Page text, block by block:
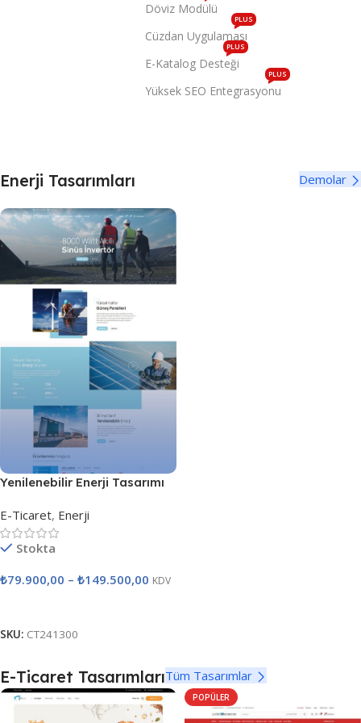
Döviz Modülü
Cüzdan Uygulaması
PLUS
E-Katalog Desteği
PLUS
Yüksek SEO Entegrasyonu
PLUS
Enerji Tasarımları Demolar
Yenilenebilir Enerji Tasarımı
E-Ticaret, Enerji
Stokta
₺79.900,00 – ₺149.500,00 KDV
SKU: CT241300
E-Ticaret TasarımlarıTüm Tasarımlar
POPÜLER